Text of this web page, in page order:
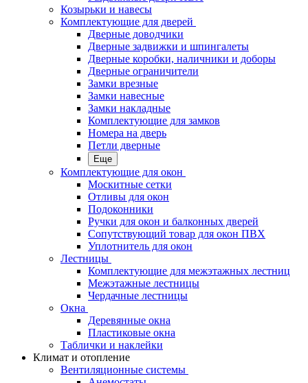
Козырьки и навесы
Комплектующие для дверей
Дверные доводчики
Дверные задвижки и шпингалеты
Дверные коробки, наличники и доборы
Дверные ограничители
Замки врезные
Замки навесные
Замки накладные
Комплектующие для замков
Номера на дверь
Петли дверные
Еще
Комплектующие для окон
Москитные сетки
Отливы для окон
Подоконники
Ручки для окон и балконных дверей
Сопутствующий товар для окон ПВХ
Уплотнитель для окон
Лестницы
Комплектующие для межэтажных лестниц
Межэтажные лестницы
Чердачные лестницы
Окна
Деревянные окна
Пластиковые окна
Таблички и наклейки
Климат и отопление
Вентиляционные системы